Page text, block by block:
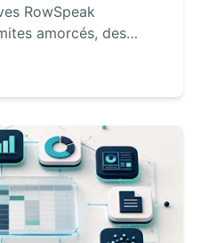
RowSpeak
amorcés, des